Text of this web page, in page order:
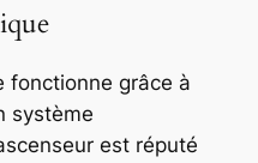
fonctionne grâce à
système
est réputé